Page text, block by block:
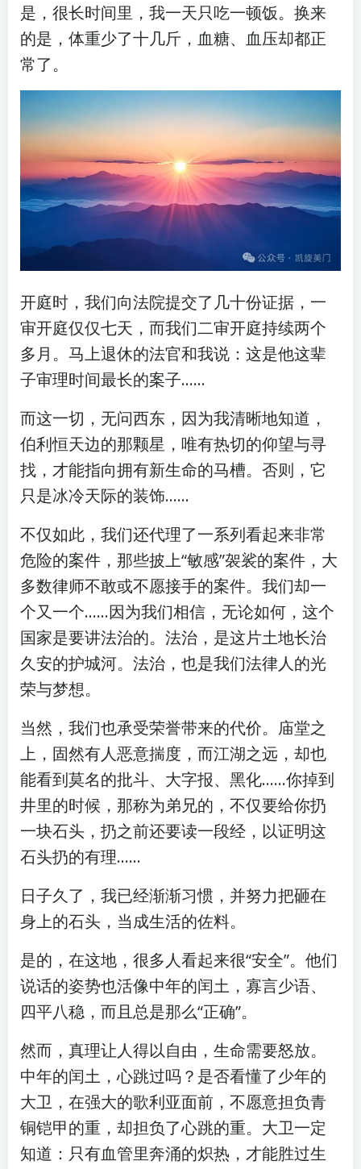
是，很长时间里，我一天只吃一顿饭。换来
的是，体重少了十几斤，血糖、血压却都正
常了。
开庭时，我们向法院提交了几十份证据，一
审开庭仅仅七天，而我们二审开庭持续两个
多月。马上退休的法官和我说：这是他这辈
子审理时间最长的案子……
而这一切，无问西东，因为我清晰地知道，
伯利恒天边的那颗星，唯有热切的仰望与寻
找，才能指向拥有新生命的马槽。否则，它
只是冰冷天际的装饰……
不仅如此，我们还代理了一系列看起来非常
危险的案件，那些披上“敏感”袈裟的案件，大
多数律师不敢或不愿接手的案件。我们却一
个又一个……因为我们相信，无论如何，这个
国家是要讲法治的。法治，是这片土地长治
久安的护城河。法治，也是我们法律人的光
荣与梦想。
当然，我们也承受荣誉带来的代价。庙堂之
上，固然有人恶意揣度，而江湖之远，却也
能看到莫名的批斗、大字报、黑化……你掉到
井里的时候，那称为弟兄的，不仅要给你扔
一块石头，扔之前还要读一段经，以证明这
石头扔的有理……
日子久了，我已经渐渐习惯，并努力把砸在
身上的石头，当成生活的佐料。
是的，在这地，很多人看起来很“安全”。他们
说话的姿势也活像中年的闰土，寡言少语、
四平八稳，而且总是那么“正确”。
然而，真理让人得以自由，生命需要怒放。
中年的闰土，心跳过吗？是否看懂了少年的
大卫，在强大的歌利亚面前，不愿意担负青
铜铠甲的重，却担负了心跳的重。大卫一定
知道：只有血管里奔涌的炽热，才能胜过生